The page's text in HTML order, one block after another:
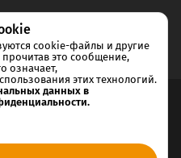
данных
cookie-файлы и другие
это сообщение,
означает,
этих технологий.
данных в